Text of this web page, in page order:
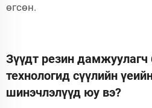
өгсөн.
Зүүдт резин дамжуулагч
технологид сүүлийн
шинэчлэлүүд юу вэ?